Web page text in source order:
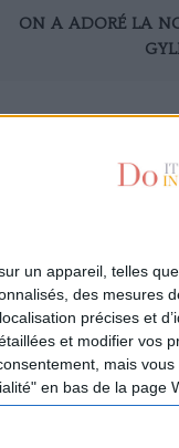
un appareil, telles
des mesures
précises et
et modifier vos
mais
en bas de la page
ON A ADORÉ LA